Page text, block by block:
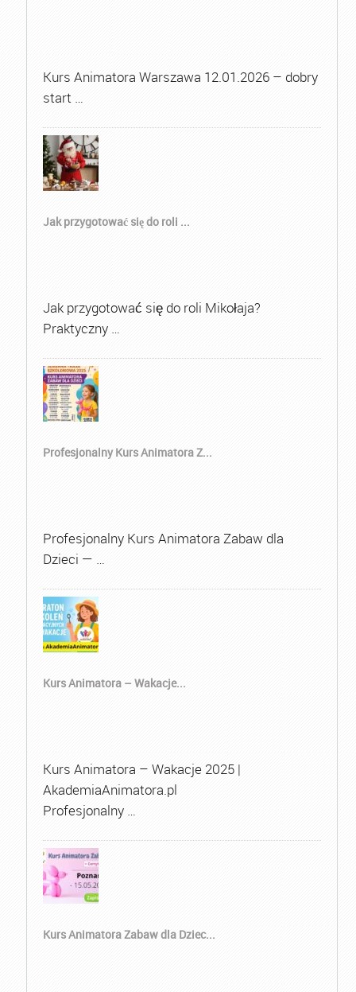
Kurs Animatora Warszawa 12.01.2026 – dobry
start …
Jak przygotować się do roli ...
Jak przygotować się do roli Mikołaja?
Praktyczny …
Profesjonalny Kurs Animatora Z...
Profesjonalny Kurs Animatora Zabaw dla
Dzieci — …
Kurs Animatora – Wakacje...
Kurs Animatora – Wakacje 2025 |
AkademiaAnimatora.pl
Profesjonalny …
Kurs Animatora Zabaw dla Dziec...